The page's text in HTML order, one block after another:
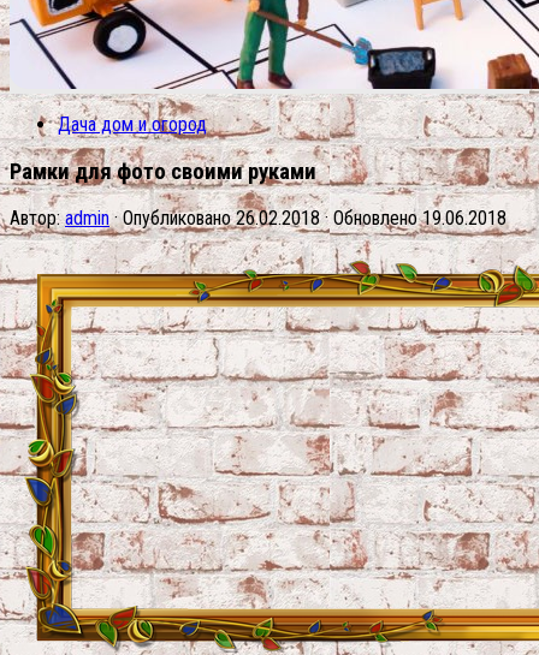
Дача дом и огород
Рамки для фото своими руками
Автор:admin · Опубликовано26.02.2018· Обновлено19.06.2018